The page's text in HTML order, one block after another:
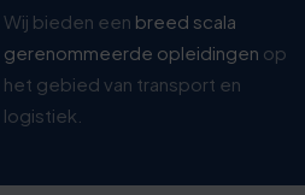
Wij bieden een breed scala
gerenommeerde opleidingen op
het gebied van transport en
logistiek.